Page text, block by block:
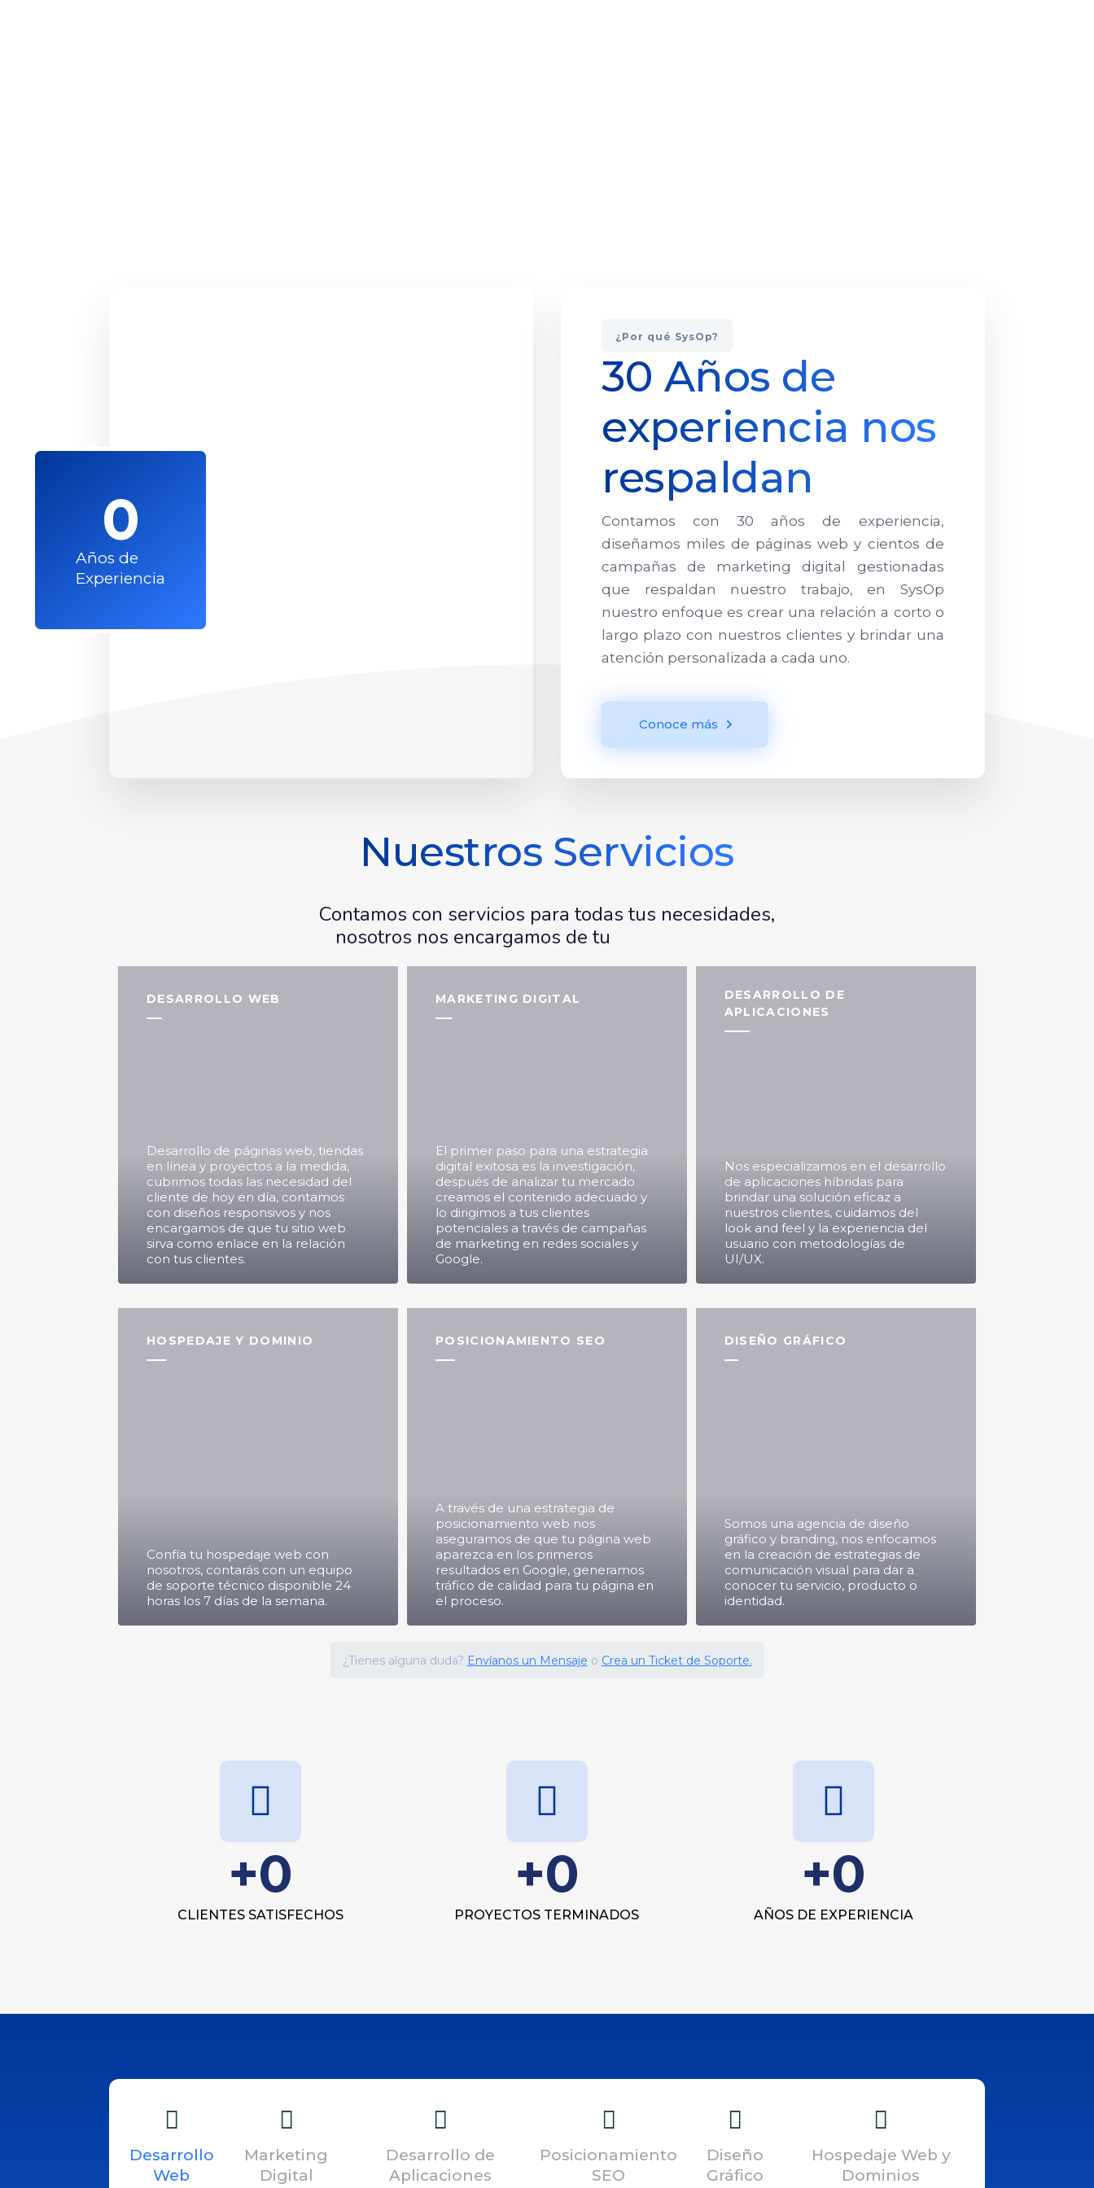
Años de
Experiencia
0
¿Por qué SysOp?
30 Años de
experiencia nos
respaldan
Contamos con 30 años de experiencia,
diseñamos miles de páginas web y cientos de
campañas de marketing digital gestionadas
que respaldan nuestro trabajo, en SysOp
nuestro enfoque es crear una relación a corto o
largo plazo con nuestros clientes y brindar una
atención personalizada a cada uno.
Conoce más
Nuestros Servicios
Contamos con servicios para todas tus necesidades,
nosotros nos encargamos de tu
DESARROLLO WEB
Desarrollo de páginas web, tiendas
en línea y proyectos a la medida,
cubrimos todas las necesidad del
cliente de hoy en día, contamos
con diseños responsivos y nos
encargamos de que tu sitio web
sirva como enlace en la relación
con tus clientes.
MARKETING DIGITAL
El primer paso para una estrategia
digital exitosa es la investigación,
después de analizar tu mercado
creamos el contenido adecuado y
lo dirigimos a tus clientes
potenciales a través de campañas
de marketing en redes sociales y
Google.
DESARROLLO DE
APLICACIONES
Nos especializamos en el desarrollo
de aplicaciones híbridas para
brindar una solución eficaz a
nuestros clientes, cuidamos del
look and feel y la experiencia del
usuario con metodologías de
UI/UX.
HOSPEDAJE Y DOMINIO
Confía tu hospedaje web con
nosotros, contarás con un equipo
de soporte técnico disponible 24
horas los 7 días de la semana.
POSICIONAMIENTO SEO
A través de una estrategia de
posicionamiento web nos
aseguramos de que tu página web
aparezca en los primeros
resultados en Google, generamos
tráfico de calidad para tu página en
el proceso.
DISEÑO GRÁFICO
Somos una agencia de diseño
gráfico y branding, nos enfocamos
en la creación de estrategias de
comunicación visual para dar a
conocer tu servicio, producto o
identidad.
¿Tienes alguna duda? Envíanos un Mensaje o Crea un Ticket de Soporte.
CLIENTES SATISFECHOS
+0
PROYECTOS TERMINADOS
+0
AÑOS DE EXPERIENCIA
+0
Desarrollo
Web
Marketing
Digital
Desarrollo de
Aplicaciones
Posicionamiento
SEO
Diseño
Gráfico
Hospedaje Web y
Dominios